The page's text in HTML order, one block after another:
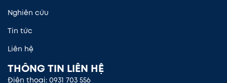
Nghiên cứu
Tin tức
Liên hệ
THÔNG TIN LIÊN HỆ
Điện thoại: 0931 703 556